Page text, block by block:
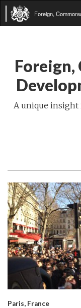
Foreign,
A unique
Paris, France